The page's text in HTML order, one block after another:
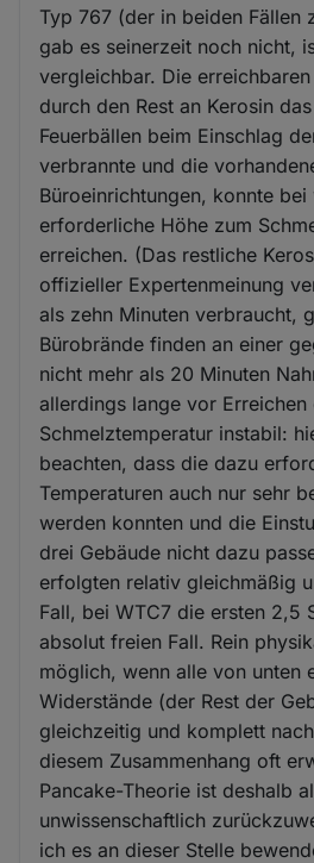
Typ 767 (der in beiden Fällen
gab es seinerzeit noch nicht,
vergleichbar. Die
durch den Rest an Kerosin
Feuerbällen beim Einschlag
verbrannte und die
Büroeinrichtungen, konnte
erforderliche Höhe zum
erreichen. (Das restliche
offizieller Expertenmeinung
als zehn Minuten verbraucht,
Bürobrände finden an einer
nicht mehr als 20 Minuten
allerdings lange vor Erreichen
Schmelztemperatur instabil:
beachten, dass die dazu
Temperaturen auch nur sehr
werden konnten und die
drei Gebäude nicht dazu
erfolgten relativ gleichmäßig
Fall, bei WTC7 die ersten 2,5
absolut freien Fall. Rein
möglich, wenn alle von unten
Widerstände (der Rest der
gleichzeitig und komplett
diesem Zusammenhang oft
Pancake-Theorie ist deshalb
unwissenschaftlich
ich es an dieser Stelle